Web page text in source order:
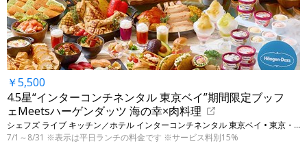
￥5,500
4.5星“インターコンチネンタル 東京ベイ”期間限定ブッフ
ェMeetsハーゲンダッツ 海の幸×肉料理
シェフズ ライブ キッチン／ホテル インターコンチネンタル 東京ベイ • 東京・港
7/1～8/31 ※表示は平日ランチの料金です ※サービス料別15%